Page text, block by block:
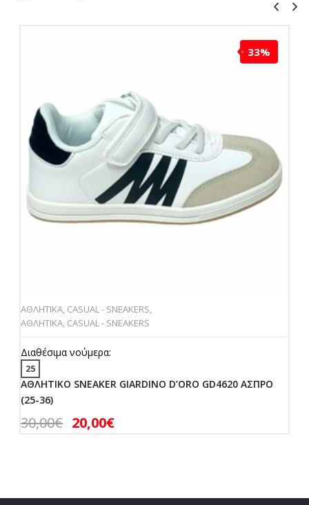
33%
ΑΘΛΗΤΙΚΑ, CASUAL - SNEAKERS,
ΑΘΛΗΤΙΚΑ, CASUAL - SNEAKERS
Διαθέσιμα νούμερα:
25
ΑΘΛΗΤΙΚΟ SNEAKER GIARDINO D’ORO GD4620 ΑΣΠΡΟ
(25-36)
30,00€ 20,00€